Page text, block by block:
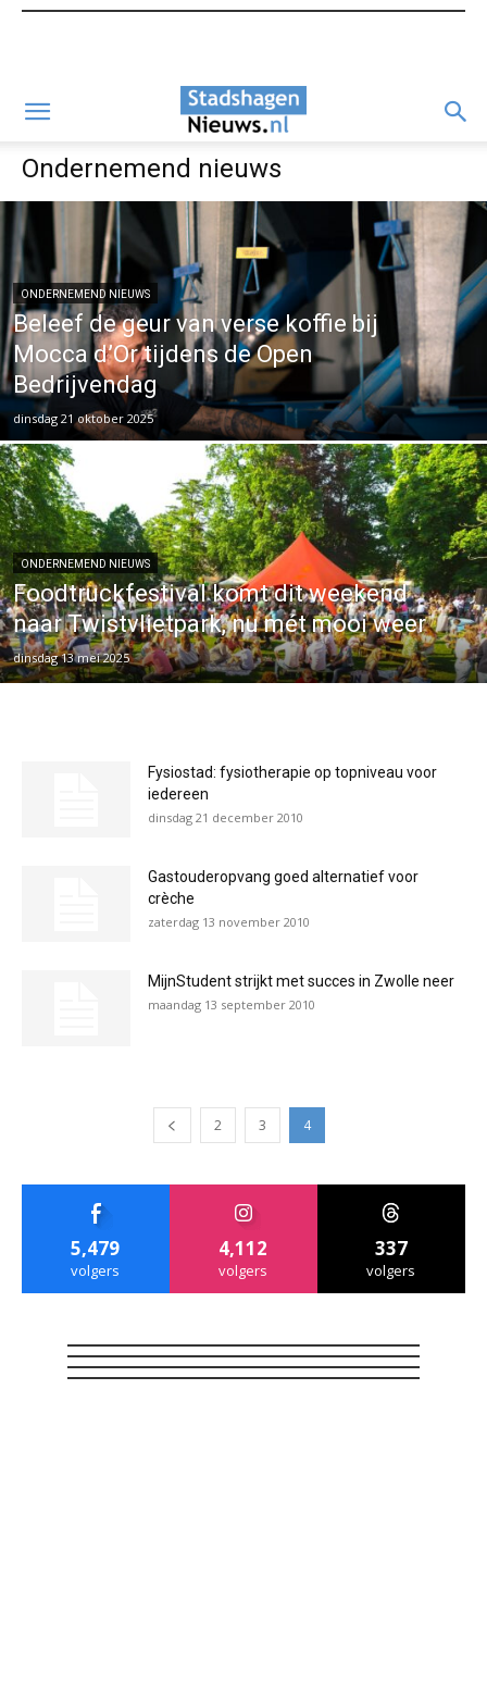
Ondernemend nieuws
ONDERNEMEND NIEUWS
Beleef de geur van verse koffie bij
Mocca d’Or tijdens de Open
Bedrijvendag
dinsdag 21 oktober 2025
ONDERNEMEND NIEUWS
Foodtruckfestival komt dit weekend
naar Twistvlietpark, nu mét mooi weer
dinsdag 13 mei 2025
Fysiostad: fysiotherapie op topniveau voor
iedereen
dinsdag 21 december 2010
Gastouderopvang goed alternatief voor
crèche
zaterdag 13 november 2010
MijnStudent strijkt met succes in Zwolle neer
maandag 13 september 2010
2 3 4
5,479
volgers
4,112
volgers
337
volgers